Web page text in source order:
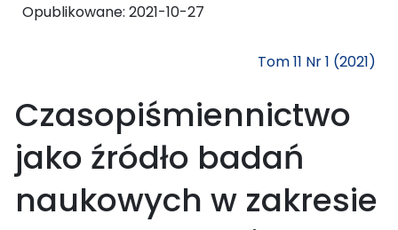
Opublikowane: 2021-10-27
Tom 11 Nr 1 (2021)
Czasopiśmiennictwo
jako źródło badań
naukowych w zakresie